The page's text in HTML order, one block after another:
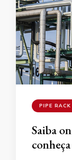
PIPE RACK
Saiba